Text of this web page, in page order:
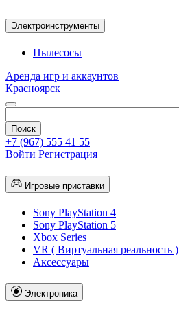
Электроинструменты
Пылесосы
Аренда игр и аккаунтов
Красноярск
+7 (967) 555 41 55
Войти Регистрация
Игровые приставки
Sony PlayStation 4
Sony PlayStation 5
Xbox Series
VR ( Виртуальная реальность )
Аксессуары
Электроника